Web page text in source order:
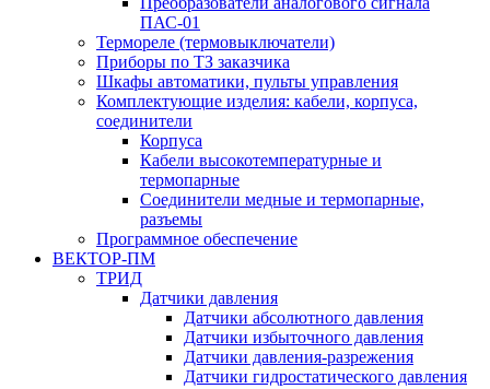
ПАС-01
Термореле (термовыключатели)
Приборы по ТЗ заказчика
Шкафы автоматики, пульты управления
Комплектующие изделия: кабели, корпуса,
соединители
Корпуса
Кабели высокотемпературные и
термопарные
Соединители медные и термопарные,
разъемы
Программное обеспечение
ВЕКТОР-ПМ
ТРИД
Датчики давления
Датчики абсолютного давления
Датчики избыточного давления
Датчики давления-разрежения
Датчики гидростатического давления